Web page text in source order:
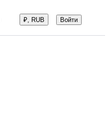
₽, RUB Войти